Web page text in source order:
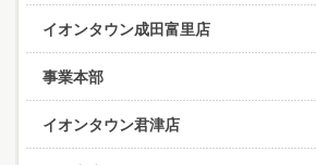
イオンタウン成田富里店
事業本部
イオンタウン君津店